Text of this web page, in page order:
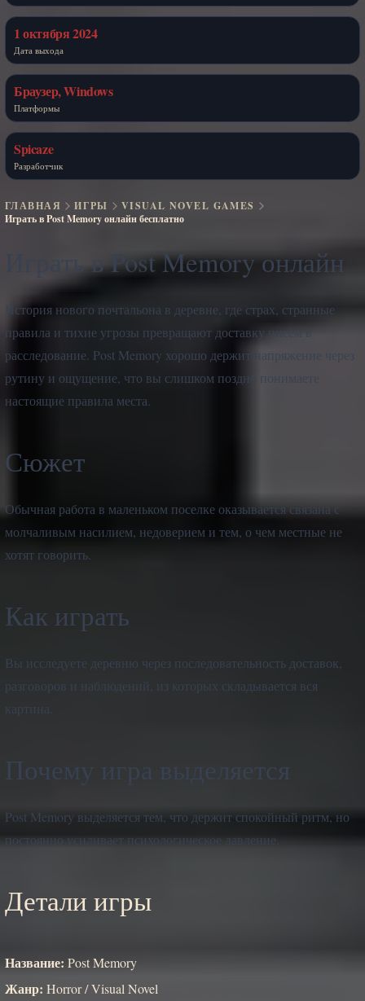
1 октября 2024
Дата выхода
Браузер, Windows
Платформы
Spicaze
Разработчик
ГЛАВНАЯ ИГРЫ
VISUAL NOVEL GAMES
Играть в Post Memory онлайн бесплатно
Играть в Post Memory онлайн
История нового почтальона в деревне, где страх, странные
правила и тихие угрозы превращают доставку писем в
расследование. Post Memory хорошо держит напряжение через
рутину и ощущение, что вы слишком поздно понимаете
настоящие правила места.
Сюжет
Обычная работа в маленьком поселке оказывается связана с
молчаливым насилием, недоверием и тем, о чем местные не
хотят говорить.
Как играть
Вы исследуете деревню через последовательность доставок,
разговоров и наблюдений, из которых складывается вся
картина.
Почему игра выделяется
Post Memory выделяется тем, что держит спокойный ритм, но
постоянно усиливает психологическое давление.
Детали игры
Название: Post Memory
Жанр: Horror / Visual Novel